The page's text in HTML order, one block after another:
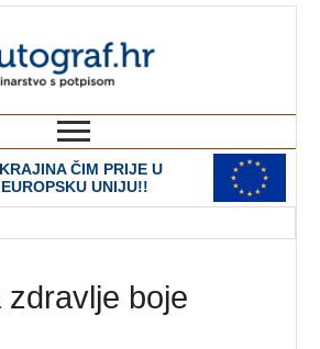
ČIM PRIJE U
EUROPSKU UNIJU!!
zdravlje boje